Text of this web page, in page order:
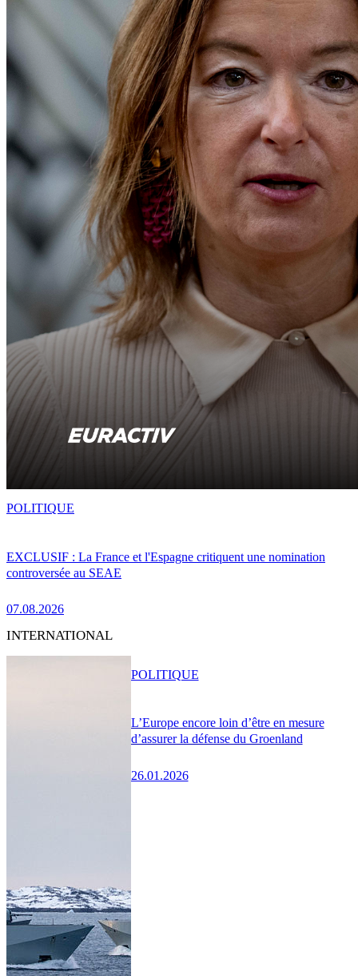
EXCLUSIF : La France et l'Espagne critiquent une nomination
controversée au SEAE
07.08.2026
POLITIQUE
INTERNATIONAL
L’Europe encore loin d’être en mesure
d’assurer la défense du Groenland
26.01.2026
POLITIQUE